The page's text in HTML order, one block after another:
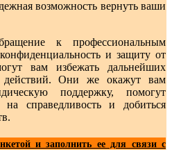
возможность вернуть ваши
к профессиональным
и защиту от
вам избежать дальнейших
действий. Они же окажут вам
поддержку, помогут
справедливость и добиться
и заполнить ее для связи с